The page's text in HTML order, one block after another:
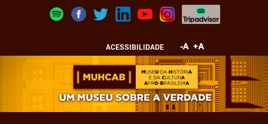
ACESSIBILIDADE